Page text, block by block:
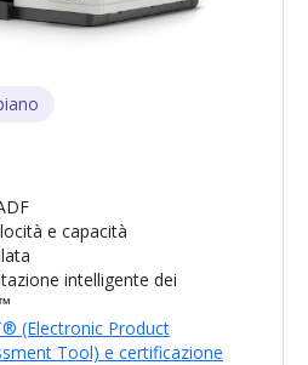
e capacità
intelligente dei
(Electronic Product
Tool) e certificazione